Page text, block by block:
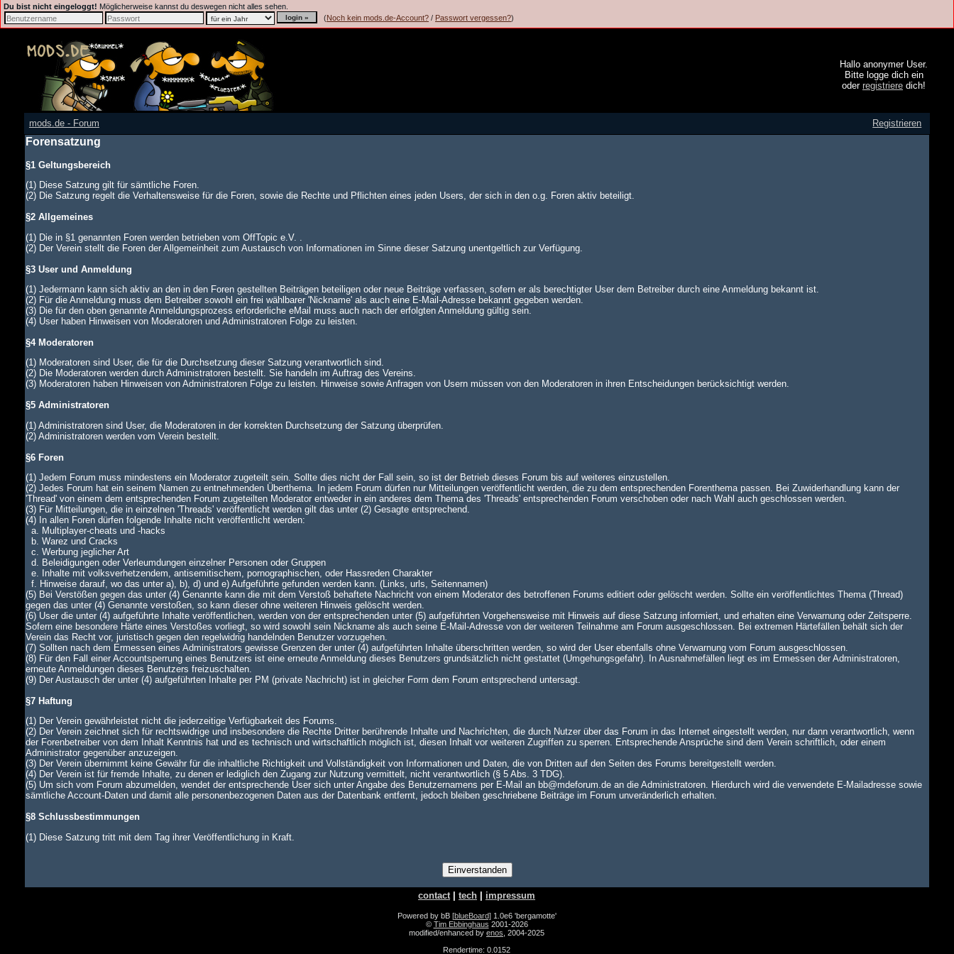
Du bist nicht eingeloggt! Möglicherweise kannst du deswegen nicht alles sehen.
(Noch kein mods.de-Account? / Passwort vergessen?)
Hallo anonymer User.
Bitte logge dich ein
oder registriere dich!
mods.de - Forum Registrieren
Forensatzung
§1 Geltungsbereich
(1) Diese Satzung gilt für sämtliche Foren.
(2) Die Satzung regelt die Verhaltensweise für die Foren, sowie die Rechte und Pflichten eines jeden Users, der sich in den o.g. Foren aktiv beteiligt.
§2 Allgemeines
(1) Die in §1 genannten Foren werden betrieben vom OffTopic e.V. .
(2) Der Verein stellt die Foren der Allgemeinheit zum Austausch von Informationen im Sinne dieser Satzung unentgeltlich zur Verfügung.
§3 User und Anmeldung
(1) Jedermann kann sich aktiv an den in den Foren gestellten Beiträgen beteiligen oder neue Beiträge verfassen, sofern er als berechtigter User dem Betreiber durch eine Anmeldung bekannt ist.
(2) Für die Anmeldung muss dem Betreiber sowohl ein frei wählbarer 'Nickname' als auch eine E-Mail-Adresse bekannt gegeben werden.
(3) Die für den oben genannte Anmeldungsprozess erforderliche eMail muss auch nach der erfolgten Anmeldung gültig sein.
(4) User haben Hinweisen von Moderatoren und Administratoren Folge zu leisten.
§4 Moderatoren
(1) Moderatoren sind User, die für die Durchsetzung dieser Satzung verantwortlich sind.
(2) Die Moderatoren werden durch Administratoren bestellt. Sie handeln im Auftrag des Vereins.
(3) Moderatoren haben Hinweisen von Administratoren Folge zu leisten. Hinweise sowie Anfragen von Usern müssen von den Moderatoren in ihren Entscheidungen berücksichtigt werden.
§5 Administratoren
(1) Administratoren sind User, die Moderatoren in der korrekten Durchsetzung der Satzung überprüfen.
(2) Administratoren werden vom Verein bestellt.
§6 Foren
(1) Jedem Forum muss mindestens ein Moderator zugeteilt sein. Sollte dies nicht der Fall sein, so ist der Betrieb dieses Forum bis auf weiteres einzustellen.
(2) Jedes Forum hat ein seinem Namen zu entnehmenden Überthema. In jedem Forum dürfen nur Mitteilungen veröffentlicht werden, die zu dem entsprechenden Forenthema passen. Bei Zuwiderhandlung kann der
'Thread' von einem dem entsprechenden Forum zugeteilten Moderator entweder in ein anderes dem Thema des 'Threads' entsprechenden Forum verschoben oder nach Wahl auch geschlossen werden.
(3) Für Mitteilungen, die in einzelnen 'Threads' veröffentlicht werden gilt das unter (2) Gesagte entsprechend.
(4) In allen Foren dürfen folgende Inhalte nicht veröffentlicht werden:
a. Multiplayer-cheats und -hacks
b. Warez und Cracks
c. Werbung jeglicher Art
d. Beleidigungen oder Verleumdungen einzelner Personen oder Gruppen
e. Inhalte mit volksverhetzendem, antisemitischem, pornographischen, oder Hassreden Charakter
f. Hinweise darauf, wo das unter a), b), d) und e) Aufgeführte gefunden werden kann. (Links, urls, Seitennamen)
(5) Bei Verstößen gegen das unter (4) Genannte kann die mit dem Verstoß behaftete Nachricht von einem Moderator des betroffenen Forums editiert oder gelöscht werden. Sollte ein veröffentlichtes Thema (Thread)
gegen das unter (4) Genannte verstoßen, so kann dieser ohne weiteren Hinweis gelöscht werden.
(6) User die unter (4) aufgeführte Inhalte veröffentlichen, werden von der entsprechenden unter (5) aufgeführten Vorgehensweise mit Hinweis auf diese Satzung informiert, und erhalten eine Verwarnung oder Zeitsperre.
Sofern eine besondere Härte eines Verstoßes vorliegt, so wird sowohl sein Nickname als auch seine E-Mail-Adresse von der weiteren Teilnahme am Forum ausgeschlossen. Bei extremen Härtefällen behält sich der
Verein das Recht vor, juristisch gegen den regelwidrig handelnden Benutzer vorzugehen.
(7) Sollten nach dem Ermessen eines Administrators gewisse Grenzen der unter (4) aufgeführten Inhalte überschritten werden, so wird der User ebenfalls ohne Verwarnung vom Forum ausgeschlossen.
(8) Für den Fall einer Accountsperrung eines Benutzers ist eine erneute Anmeldung dieses Benutzers grundsätzlich nicht gestattet (Umgehungsgefahr). In Ausnahmefällen liegt es im Ermessen der Administratoren,
erneute Anmeldungen dieses Benutzers freizuschalten.
(9) Der Austausch der unter (4) aufgeführten Inhalte per PM (private Nachricht) ist in gleicher Form dem Forum entsprechend untersagt.
§7 Haftung
(1) Der Verein gewährleistet nicht die jederzeitige Verfügbarkeit des Forums.
(2) Der Verein zeichnet sich für rechtswidrige und insbesondere die Rechte Dritter berührende Inhalte und Nachrichten, die durch Nutzer über das Forum in das Internet eingestellt werden, nur dann verantwortlich, wenn
der Forenbetreiber von dem Inhalt Kenntnis hat und es technisch und wirtschaftlich möglich ist, diesen Inhalt vor weiteren Zugriffen zu sperren. Entsprechende Ansprüche sind dem Verein schriftlich, oder einem
Administrator gegenüber anzuzeigen.
(3) Der Verein übernimmt keine Gewähr für die inhaltliche Richtigkeit und Vollständigkeit von Informationen und Daten, die von Dritten auf den Seiten des Forums bereitgestellt werden.
(4) Der Verein ist für fremde Inhalte, zu denen er lediglich den Zugang zur Nutzung vermittelt, nicht verantwortlich (§ 5 Abs. 3 TDG).
(5) Um sich vom Forum abzumelden, wendet der entsprechende User sich unter Angabe des Benutzernamens per E-Mail an bb@mdeforum.de an die Administratoren. Hierdurch wird die verwendete E-Mailadresse sowie
sämtliche Account-Daten und damit alle personenbezogenen Daten aus der Datenbank entfernt, jedoch bleiben geschriebene Beiträge im Forum unveränderlich erhalten.
§8 Schlussbestimmungen
(1) Diese Satzung tritt mit dem Tag ihrer Veröffentlichung in Kraft.
contact| tech impressum
Powered by bB [blueBoard] 1.0e6 'bergamotte'
© Tim Ebbinghaus 2001-2026
modified/enhanced by enos , 2004-2025
Rendertime: 0.0152